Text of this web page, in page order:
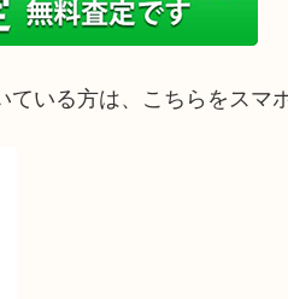
ている方は、こちらをスマ